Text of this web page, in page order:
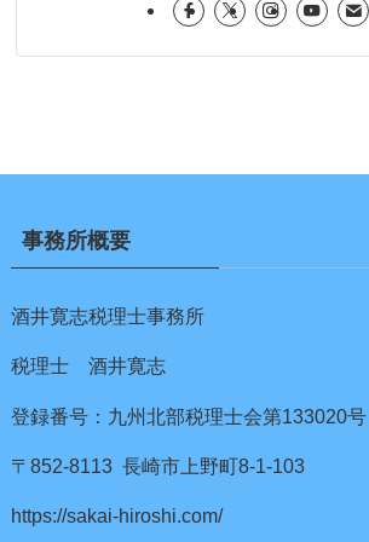
事務所概要
酒井寛志税理士事務所
税理士 酒井寛志
登録番号：九州北部税理士会第133020号
〒852-8113 長崎市上野町8-1-103
https://sakai-hiroshi.com/